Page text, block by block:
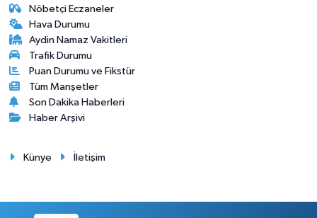
Nöbetçi Eczaneler
Hava Durumu
Aydin Namaz Vakitleri
Trafik Durumu
Puan Durumu ve Fikstür
Tüm Manşetler
Son Dakika Haberleri
Haber Arşivi
Künye İletişim